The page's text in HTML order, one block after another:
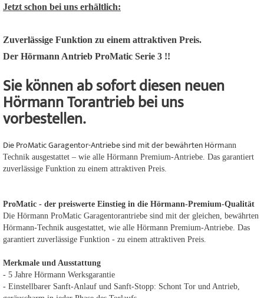
Jetzt schon bei uns erhältlich:
Zuverlässige Funktion zu einem attraktiven Preis.
Der Hörmann Antrieb ProMatic Serie 3 !!
Sie können ab sofort diesen neuen
Hörmann Torantrieb bei uns
vorbestellen.
Die ProMatic Garagentor-Antriebe sind mit der bewährten Hörmann
Technik ausgestattet – wie alle Hörmann Premium-Antriebe. Das garantiert
zuverlässige Funktion zu einem attraktiven Preis.
ProMatic - der preiswerte Einstieg in die Hörmann-Premium-Qualität
Die Hörmann ProMatic Garagentorantriebe sind mit der gleichen, bewährten
Hörmann-Technik ausgestattet, wie alle Hörmann Premium-Antriebe. Das
garantiert zuverlässige Funktion - zu einem attraktiven Preis.
Merkmale und Ausstattung
- 5 Jahre Hörmann Werksgarantie
- Einstellbarer Sanft-Anlauf und Sanft-Stopp: Schont Tor und Antrieb,